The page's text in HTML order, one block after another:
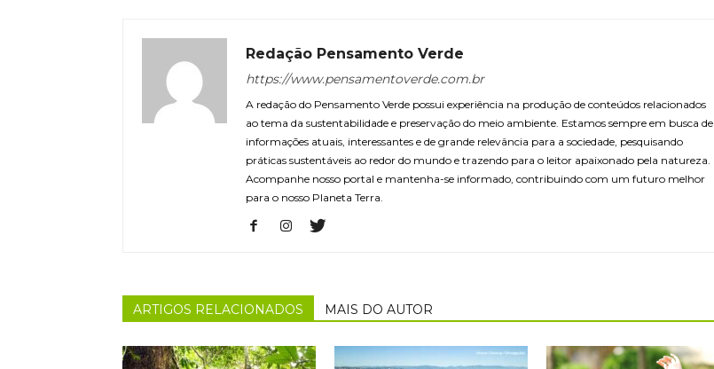
Redação Pensamento Verde
https://www.pensamentoverde.com.br
A redação do Pensamento Verde possui experiência na produção de conteúdos relacionados
ao tema da sustentabilidade e preservação do meio ambiente. Estamos sempre em busca de
informações atuais, interessantes e de grande relevância para a sociedade, pesquisando
práticas sustentáveis ao redor do mundo e trazendo para o leitor apaixonado pela natureza.
Acompanhe nosso portal e mantenha-se informado, contribuindo com um futuro melhor
para o nosso Planeta Terra.
ARTIGOS RELACIONADOS MAIS DO AUTOR